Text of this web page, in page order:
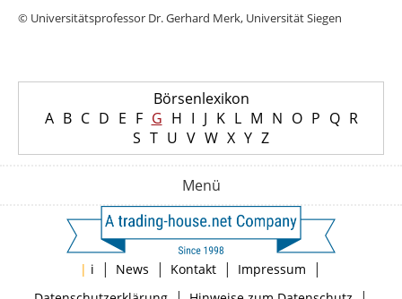
© Universitätsprofessor Dr. Gerhard Merk, Universität Siegen
Börsenlexikon
A B C D E F G H I J K L M N O P Q R
S T U V W X Y Z
Menü
| i | News | Kontakt | Impressum |